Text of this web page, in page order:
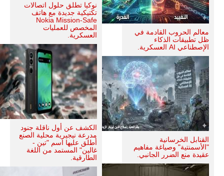
معالم الحروب القادمة في
ظل تطبيقات الذكاء
الإصطناعي AI العسكرية.
القنابل الخرسانية
"الأسمنتية" وصياغة مفاهيم
عقيدة منع الضرر الجانبي.
نوكيا تطلق حلول اتصالات
تكتيكية جديدة مع هاتف
Nokia Mission-Safe
المخصص للعمليات
العسكرية.
الكشف عن أول ناقلة جنود
مدرعة نيجيرية محلية الصنع
أطلق عليها اسم "تين -
غالين" المستمد من اللغة
الطارقية.